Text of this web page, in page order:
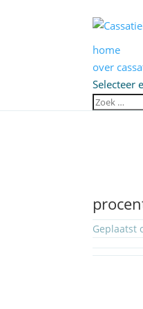
home
over
Selecteer
Geplaatst